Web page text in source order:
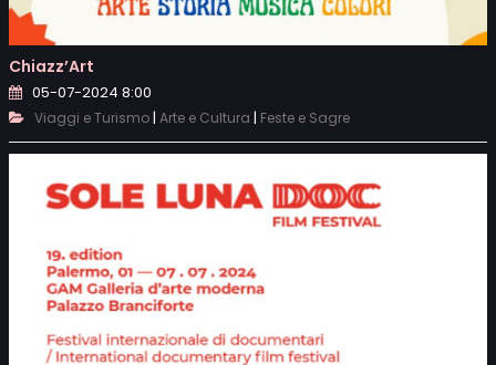
Chiazz’Art
05-07-2024 8:00
Viaggi e Turismo| Arte e Cultura | Feste e Sagre